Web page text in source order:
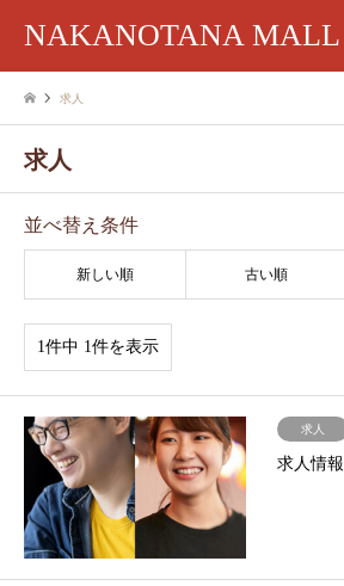
NAKANOTANA MALL
求人
求人
並べ替え条件
新しい順 古い順
1件中 1件を表示
求人
求人情報